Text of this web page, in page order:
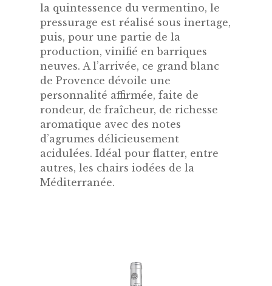
la quintessence du vermentino, le
pressurage est réalisé sous inertage,
puis, pour une partie de la
production, vinifié en barriques
neuves. A l’arrivée, ce grand blanc
de Provence dévoile une
personnalité affirmée, faite de
rondeur, de fraîcheur, de richesse
aromatique avec des notes
d’agrumes délicieusement
acidulées. Idéal pour flatter, entre
autres, les chairs iodées de la
Méditerranée.